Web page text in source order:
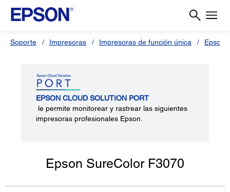
Soporte Impresoras Impresoras de función única Epson
EPSON CLOUD SOLUTION PORT
le permite monitorear y rastrear las siguientes
impresoras profesionales Epson.
Epson SureColor F3070